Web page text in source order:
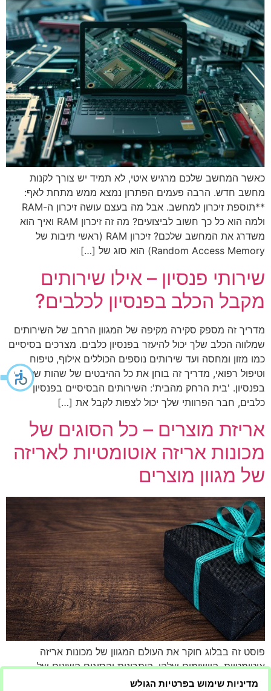
כאשר המחשב שלכם מרגיש איטי, לא תמיד יש צורך לקנות
מחשב חדש. הרבה פעמים הפתרון נמצא ממש מתחת לאף:
**תוספת זיכרון למחשב. אבל מה בעצם עושה זיכרון ה-RAM
ולמה הוא כל כך חשוב לביצועים? מה זה זיכרון RAM ואיך הוא
משדרג את המחשב שלכם? זיכרון RAM (ראשי תיבות של
Random Access Memory) הוא סוג של […]
שירותי פנסיון – אילו שירותים
מקבל הכלב בפנסיון לכלבים?
מדריך זה מספק סקירה מקיפה של המגוון הרחב של השירותים
שמלווה הכלב שלך יכול להיעזר בפנסיון כלבים. מצרכים בסיסיים
כמו מזון ומחסה ועד שירותים נוספים הכוללים אילוף, טיפוח
וטיפול רפואי, מדריך זה בוחן את כל ההיבטים של שהות של כלב
בפנסיון. 'בית הרחק מהבית': השירותים הבסיסיים בפנסיון
כלבים, חבר הפרוותי שלך יכול לצפות לקבל את […]
אריזת מוצרים – כל הסוגים של
מכונות אריזה אוטומטיות לאריזה
של מגוון מוצרים
פוסט זה בבלוג חוקר את העולם המגוון של מכונות אריזה
אוטומטיות, היישומים שלהן, היתרונות והסוגים השונים של
מוצרים שהם יכולים לארוז. מפריטי מזון ועד תרופות, מכונות אלו
מדיניות שימוש בפרטיות הגולש